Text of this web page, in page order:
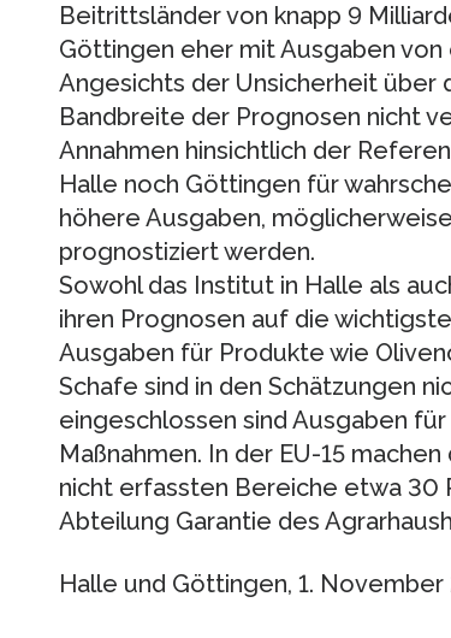
Beitrittsländer von knapp 9
Göttingen eher mit Ausgaben von
Angesichts der Unsicherheit über
Bandbreite der Prognosen nicht
Annahmen hinsichtlich der
Halle noch Göttingen für
höhere Ausgaben,
prognostiziert werden.
Sowohl das Institut in Halle als
ihren Prognosen auf die
Ausgaben für Produkte wie
Schafe sind in den Schätzungen
eingeschlossen sind Ausgaben
Maßnahmen. In der EU-15
nicht erfassten Bereiche etwa 30
Abteilung Garantie des
Halle und Göttingen, 1.